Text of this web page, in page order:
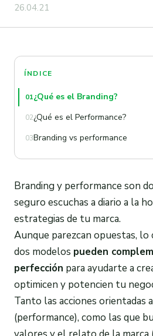
26.04.21
ÍNDICE
01¿Qué es el Branding?
02¿Qué es el Performance?
03Branding vs performance
Branding y performance son
seguro escuchas a diario a la
estrategias de tu marca.
Aunque parezcan opuestas,
dos modelos pueden
perfección para ayudarte a
optimicen y potencien tu
Tanto las acciones orientadas
(performance), como las que